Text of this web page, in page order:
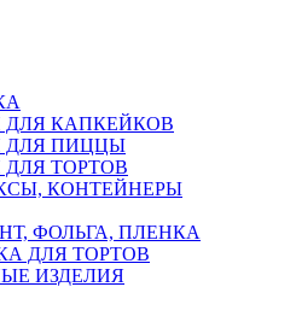
ДЛЯ КАПКЕЙКОВ
ДЛЯ ПИЦЦЫ
ДЛЯ ТОРТОВ
КОНТЕЙНЕРЫ
ФОЛЬГА, ПЛЕНКА
ДЛЯ ТОРТОВ
ИЗДЕЛИЯ